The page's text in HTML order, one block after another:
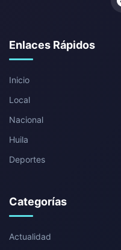
Enlaces Rápidos
Inicio
Local
Nacional
Huila
Deportes
Categorías
Actualidad